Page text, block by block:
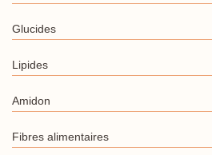
Glucides
Lipides
Amidon
Fibres alimentaires